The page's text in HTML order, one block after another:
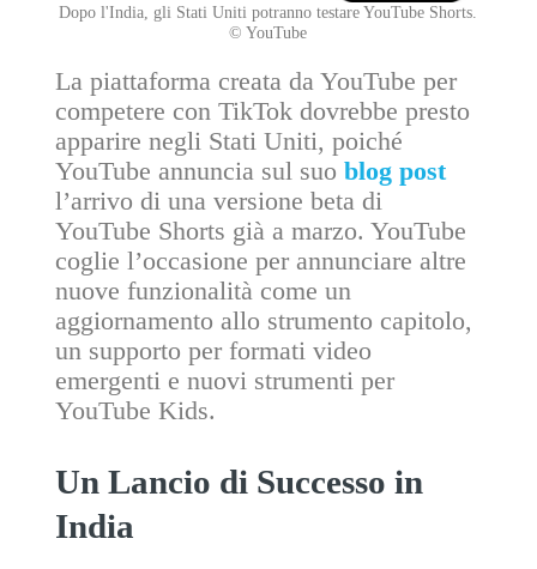
Dopo l'India, gli Stati Uniti potranno testare YouTube Shorts.
© YouTube
La piattaforma creata da YouTube per
competere con TikTok dovrebbe presto
apparire negli Stati Uniti, poiché
YouTube annuncia sul suoblog post
l’arrivo di una versione beta di
YouTube Shorts già a marzo. YouTube
coglie l’occasione per annunciare altre
nuove funzionalità come un
aggiornamento allo strumento capitolo,
un supporto per formati video
emergenti e nuovi strumenti per
YouTube Kids.
Un Lancio di Successo in
India